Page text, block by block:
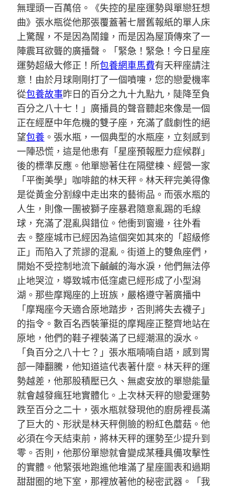
無理頭一百萬倍。《失控的星座運勢與單戀狂想
曲》張水瓶從他那張覆蓋著七層舊報紙的單人床
上驚醒，不是因為鬧鐘，而是因為屋頂傳來了一
陣震耳欲聾的廣播聲。「緊急！緊急！今日星座
運勢超級大修正！所包養網車馬費有天秤座請注
意！由於月球剛剛打了一個噴嚏，您的戀愛機率
從包養故事昨日的百分之九十九點九，陡降至負
百分之八十七！」廣播員的聲音聽起來像是一個
正在經歷中年危機的雙子座，充滿了戲劇性的絕
望包養 。張水瓶，一個典型的水瓶座，立刻感到
一陣恐慌，這是他患有「星座預報壓力症候群」
後的標準反應。他單戀著住在隔壁棟、經營一家
「平衡美學」咖啡館的林天秤。林天秤完美得像
是從黃金分割線中走出來的藝術品。而張水瓶的
人生，則像一團被獅子座暴君隨意亂踢的毛線
球，充滿了混亂與錯位。他衝到窗邊，往外看
去。整座城市已經因為這個突如其來的「超級修
正」而陷入了荒謬的混亂。街道上的雙魚座們，
開始不受控制地流下鹹鹹的海水淚，他們無法停
止地哭泣，導致城市低窪處已經形成了小型潟
湖。那些摩羯座的上班族，嚴格遵守著廣播中
「摩羯座今天適合原地踏步，否則將失去襪子」
的指令。數百名西裝筆挺的摩羯座正整齊地站在
原地，他們的鞋子裡裝滿了已經潮濕的淚水。
「負百分之八十七？」張水瓶喃喃自語，感到胃
部一陣翻騰，他知道這代表著什麼。林天秤的運
勢越差，他那股積壓已久、無處安放的單戀能量
就會越發瘋狂地實體化。上次林天秤的戀愛運勢
跌至百分之二十，張水瓶就發現他的廚房裡長滿
了巨大的、形狀是林天秤側臉的粉紅色蘑菇。他
必須在今天結束前，將林天秤的運勢至少提升到
零。否則，他那份單戀就會變成某種具備攻擊性
的實體。他緊張地跑進他堆滿了星座圖表和過期
甜甜圈的地下室，那裡放著他的秘密武器。「我